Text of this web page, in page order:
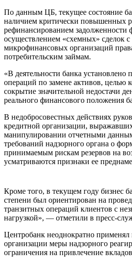
По данным ЦБ, текущее состояние
наличием критически повышенных
рефинансированием задолженности
осуществлением «схемных» сделок
микрофинансовых организаций
потребительским займам.
«В деятельности банка
операций по замене активов, целью
сокрытие значительной недостачи
реального финансового положения
В недобросовестных действиях
кредитной организации,
манипулировании отчетными
требований надзорного органа о
принимаемым рискам резервов на
усматриваются признаки ее
Кроме того, в текущем году бизнес
степени был ориентирован на
транзитных операций клиентов с
нагрузкой», — отметили в пресс-
Центробанк неоднократно
организации меры надзорного
ограничения на привлечение